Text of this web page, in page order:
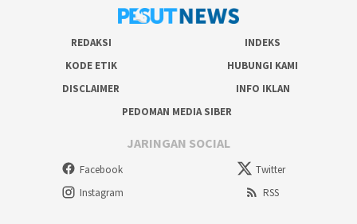
REDAKSI
INDEKS
KODE ETIK
HUBUNGI KAMI
DISCLAIMER
INFO IKLAN
PEDOMAN MEDIA SIBER
JARINGAN SOCIAL
Facebook
Twitter
Instagram
RSS